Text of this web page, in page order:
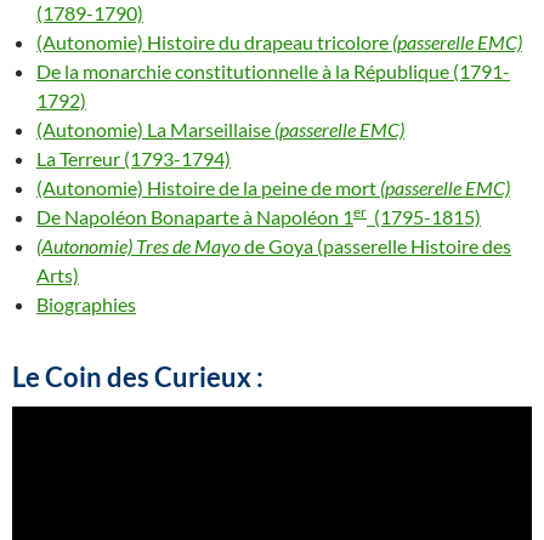
(1789-1790)
(Autonomie) Histoire du drapeau tricolore (passerelle EMC)
De la monarchie constitutionnelle à la République (1791-
1792)
(Autonomie) La Marseillaise (passerelle EMC)
La Terreur (1793-1794)
(Autonomie) Histoire de la peine de mort (passerelle EMC)
De Napoléon Bonaparte à Napoléon 1er (1795-1815)
(Autonomie) Tres de Mayode Goya (passerelle Histoire des
Arts)
Biographies
Le Coin des Curieux :